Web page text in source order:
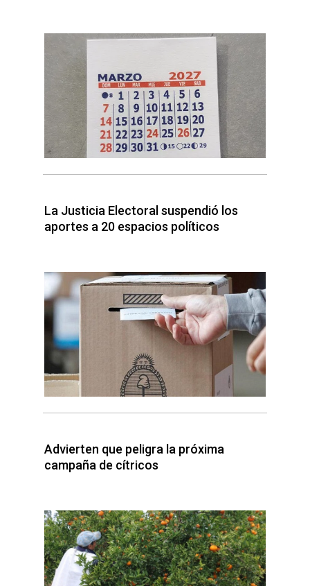
La Justicia Electoral suspendió los
aportes a 20 espacios políticos
Advierten que peligra la próxima
campaña de cítricos